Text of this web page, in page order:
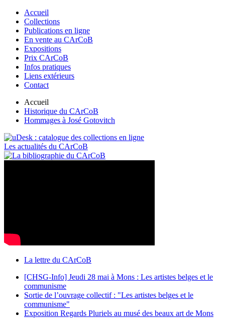
Accueil
Collections
Publications en ligne
En vente au CArCoB
Expositions
Prix CArCoB
Infos pratiques
Liens extérieurs
Contact
Accueil
Historique du CArCoB
Hommages à José Gotovitch
Les actualités du CArCoB
La lettre du CArCoB
[CHSG-Info] Jeudi 28 mai à Mons : Les artistes belges et le
communisme
Sortie de l’ouvrage collectif : "Les artistes belges et le
communisme"
Exposition Regards Pluriels au musé des beaux art de Mons